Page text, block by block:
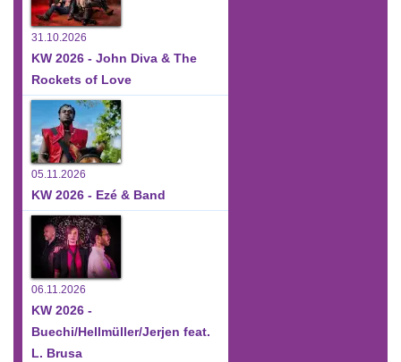
31.10.2026
KW 2026 - John Diva & The
Rockets of Love
05.11.2026
KW 2026 - Ezé & Band
06.11.2026
KW 2026 -
Buechi/Hellmüller/Jerjen feat.
L. Brusa